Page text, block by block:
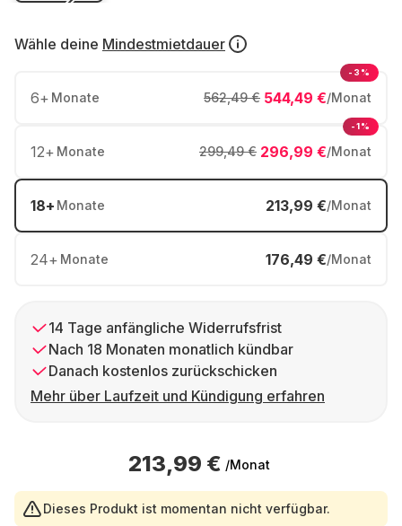
Wähle deine Mindestmietdauer
6+ Monate 544,49 €/Monat
562,49 €
-3%
12+ Monate 296,99 €/Monat
299,49 €
-1%
18+ Monate 213,99 €/Monat
24+ Monate 176,49 €/Monat
14 Tage anfängliche Widerrufsfrist
Nach 18 Monaten monatlich kündbar
Danach kostenlos zurückschicken
Mehr über Laufzeit und Kündigung erfahren
213,99 € /Monat
Dieses Produkt ist momentan nicht verfügbar.